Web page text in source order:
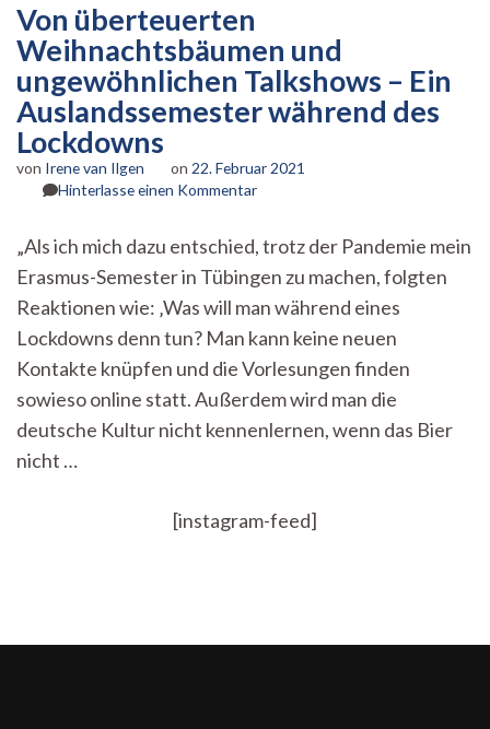
Von überteuerten
Weihnachtsbäumen und
ungewöhnlichen Talkshows – Ein
Auslandssemester während des
Lockdowns
von Irene van Ilgen on 22. Februar 2021
Hinterlasse einen Kommentarzu
Weihnachtsbäumen
und
ungewöhnlichen
Talkshows
–
Ein
Auslandssemester
während
des
„Als ich mich dazu entschied, trotz der Pandemie mein
Erasmus-Semester in Tübingen zu machen, folgten
Reaktionen wie: ‚Was will man während eines
Lockdowns denn tun? Man kann keine neuen
Kontakte knüpfen und die Vorlesungen finden
sowieso online statt. Außerdem wird man die
deutsche Kultur nicht kennenlernen, wenn das Bier
nicht …
[instagram-feed]